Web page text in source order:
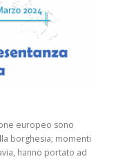
europeo sono
borghesia; momenti
hanno portato ad